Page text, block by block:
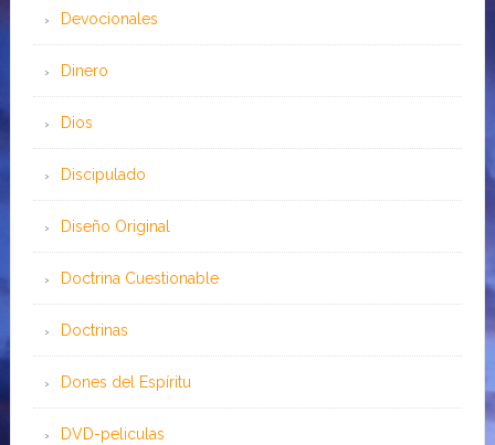
Devocionales
Dinero
Dios
Discipulado
Diseño Original
Doctrina Cuestionable
Doctrinas
Dones del Espíritu
DVD-peliculas